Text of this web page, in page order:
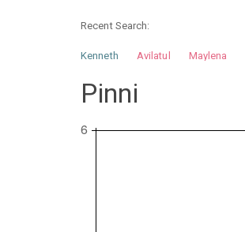
Recent Search:
Kenneth Avilatul Maylena
Pinni